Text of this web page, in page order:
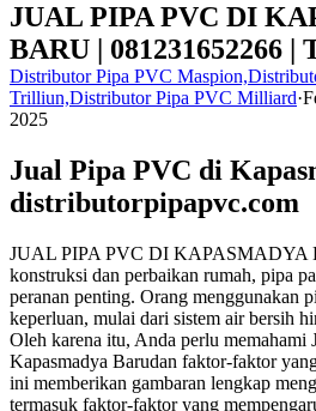
JUAL PIPA PVC DI
BARU | 081231652266
Distributor Pipa PVC
Trilliun,Distributor Pipa PVC Milliard·
2025
Jual Pipa PVC di
distributorpipapvc.com
JUAL PIPA PVC DI KAPASMADYA
konstruksi dan perbaikan rumah, pipa
peranan penting. Orang menggunakan
keperluan, mulai dari sistem air bersih
Oleh karena itu, Anda perlu memahami
Kapasmadya Barudan faktor-faktor
ini memberikan gambaran lengkap
termasuk faktor-faktor yang